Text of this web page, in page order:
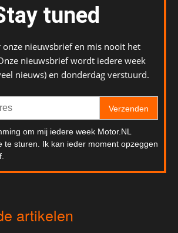
tuned
nieuwsbrief en mis nooit het
nieuwsbrief wordt iedere week
nieuws) en donderdag verstuurd.
Verzenden
om mij iedere week Motor.NL
te sturen. Ik kan ieder moment opzeggen
artikelen